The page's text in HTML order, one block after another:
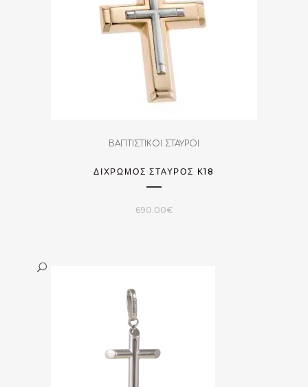
ΒΑΠΤΙΣΤΙΚΟΙ ΣΤΑΥΡΟΙ
ΔΙΧΡΩΜΟΣ ΣΤΑΥΡΟΣ Κ18
690.00€